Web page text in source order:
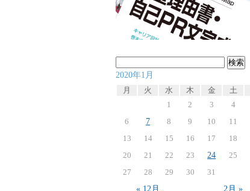
索:
2020年1月
月
火 水 木 金 土
« 12月 2月 »
1 2 3 4
6
7 8 9 10 11
13
14 15 16 17 18
20
21 22 23 24 25
27
28 29 30 31